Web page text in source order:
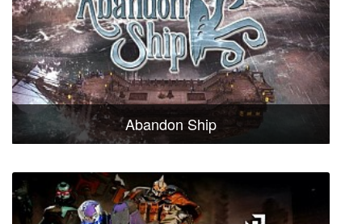
Abandon Ship